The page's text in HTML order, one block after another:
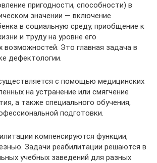
пригодности, способности) в
значении — включение
в социальную среду, приобщение к
и труду на уровне его
возможностей. Это главная задача в
дефектологии.
с помощью медицинских
на устранение или смягчение
а также специального обучения,
подготовки.
компенсируются функции,
Задачи реабилитации решаются в
учебных заведений для разных